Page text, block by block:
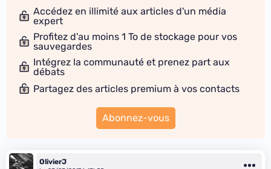
Accédez en illimité aux articles d'un média
expert
Profitez d'au moins 1 To de stockage pour vos
sauvegardes
Intégrez la communauté et prenez part aux
débats
Partagez des articles premium à vos contacts
Abonnez-vous
OlivierJ